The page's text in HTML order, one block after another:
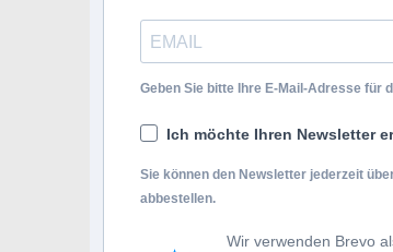
Geben Sie bitte Ihre E-Mail-Adresse für
Ich möchte Ihren Newsletter
Sie können den Newsletter jederzeit
abbestellen.
Wir verwenden Brevo